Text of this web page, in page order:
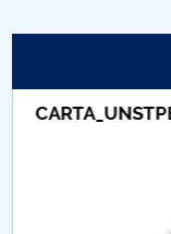
Taxe de